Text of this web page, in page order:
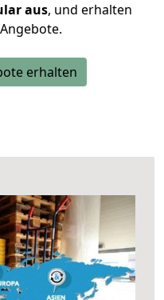
aus, und erhalten
erhalten